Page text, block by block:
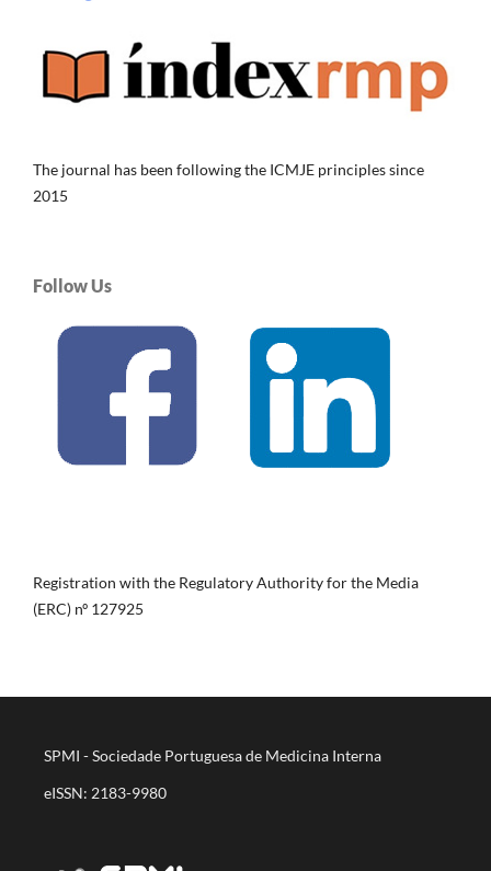
The journal has been following the ICMJE principles since
2015
Follow Us
Registration with the Regulatory Authority for the Media
(ERC) nº 127925
SPMI - Sociedade Portuguesa de Medicina Interna
eISSN: 2183-9980